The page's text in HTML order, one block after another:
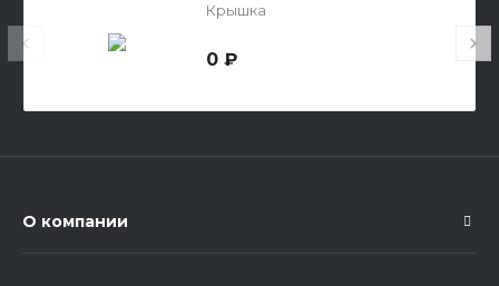
Крышка
0 ₽
О компании